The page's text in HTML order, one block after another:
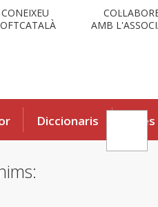
CONEIXEU
AMB
Diccionaris Eines